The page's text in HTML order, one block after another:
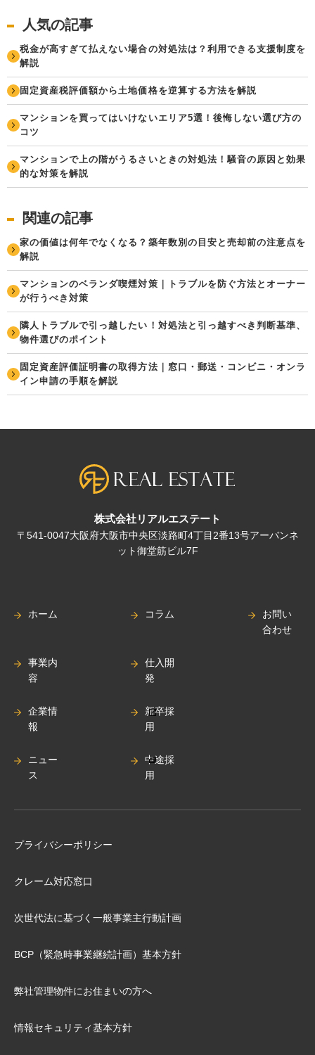
人気の記事
税金が高すぎて払えない場合の対処法は？利用できる支援制度を
解説
固定資産税評価額から土地価格を逆算する方法を解説
マンションを買ってはいけないエリア5選！後悔しない選び方の
コツ
マンションで上の階がうるさいときの対処法！騒音の原因と効果
的な対策を解説
関連の記事
家の価値は何年でなくなる？築年数別の目安と売却前の注意点を
解説
マンションのベランダ喫煙対策｜トラブルを防ぐ方法とオーナー
が行うべき対策
隣人トラブルで引っ越したい！対処法と引っ越すべき判断基準、
物件選びのポイント
固定資産評価証明書の取得方法｜窓口・郵送・コンビニ・オンラ
イン申請の手順を解説
株式会社リアルエステート
〒541-0047大阪府大阪市中央区淡路町4丁目2番13号アーバンネ
ット御堂筋ビル7F
ホーム
事業内
容
企業情
報
ニュー
ス
コラム
仕入開
発
新卒採
用
中途採
用
お問い
合わせ
プライバシーポリシー
クレーム対応窓口
次世代法に基づく⼀般事業主⾏動計画
BCP（緊急時事業継続計画）基本⽅針
弊社管理物件にお住まいの⽅へ
情報セキュリティ基本方針